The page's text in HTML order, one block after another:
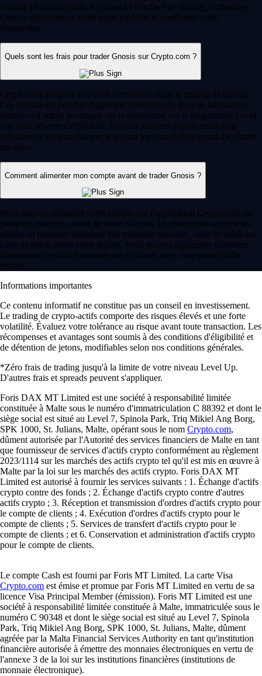
accepté (fiat ou crypto). Accédez à l'interface de trading, recherchez
Gnosis, sélectionnez votre paire préférée et confirmez votre
transaction.
Quels sont les frais pour trader Gnosis sur Crypto.com ?
Crypto.com propose des tarifs compétitifs pour le trading de Gnosis.
Les utilisateurs peuvent également bénéficier de frais de transaction
réduits et d'autres avantages sur la plateforme via le programme Level
Up, sous réserve d'éligibilité. Vérifiez toujours l'application pour
consulter la grille tarifaire et le spread les plus récents avant d'exécuter
un ordre.
Comment alimenter mon compte avant de trader Gnosis ?
Vous pouvez alimenter votre compte sur l'application Crypto.com de
plusieurs manières avant de trader Gnosis. La plateforme accepte les
dépôts en monnaie fiduciaire par virement bancaire, carte de crédit ou
carte de débit, selon votre région. Vous pouvez également transférer
directement des actifs numériques existants vers votre portefeuille
crypto.
Informations importantes
Ce contenu informatif ne constitue pas un conseil en investissement.
Le trading de crypto-actifs comporte des risques élevés et une forte
volatilité. Évaluez votre tolérance au risque avant toute transaction. Les
récompenses et avantages sont soumis à des conditions d'éligibilité et
de détention de jetons, modifiables selon nos conditions générales.
*Zéro frais de trading jusqu'à la limite de votre niveau Level Up.
D'autres frais et spreads peuvent s'appliquer.
Foris DAX MT Limited est une société à responsabilité limitée
constituée à Malte sous le numéro d'immatriculation C 88392 et dont le
siège social est situé au Level 7, Spinola Park, Triq Mikiel Ang Borg,
SPK 1000, St. Julians, Malte, opérant sous le nom Crypto.com,
dûment autorisée par l'Autorité des services financiers de Malte en tant
que fournisseur de services d'actifs crypto conformément au règlement
2023/1114 sur les marchés des actifs crypto tel qu'il est mis en œuvre à
Malte par la loi sur les marchés des actifs crypto. Foris DAX MT
Limited est autorisé à fournir les services suivants : 1. Échange d'actifs
crypto contre des fonds ; 2. Échange d'actifs crypto contre d'autres
actifs crypto ; 3. Réception et transmission d'ordres d'actifs crypto pour
le compte de clients ; 4. Exécution d'ordres d'actifs crypto pour le
compte de clients ; 5. Services de transfert d'actifs crypto pour le
compte de clients ; et 6. Conservation et administration d'actifs crypto
pour le compte de clients.
Le compte Cash est fourni par Foris MT Limited. La carte Visa
Crypto.com est émise et promue par Foris MT Limited en vertu de sa
licence Visa Principal Member (émission). Foris MT Limited est une
société à responsabilité limitée constituée à Malte, immatriculée sous le
numéro C 90348 et dont le siège social est situé au Level 7, Spinola
Park, Triq Mikiel Ang Borg, SPK 1000, St. Julians, Malte, dûment
agréée par la Malta Financial Services Authority en tant qu'institution
financière autorisée à émettre des monnaies électroniques en vertu de
l'annexe 3 de la loi sur les institutions financières (institutions de
monnaie électronique).